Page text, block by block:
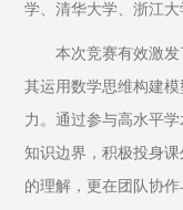
学、清华大学、浙江大
本次竞赛有效激
其运用数学思维构建
力。通过参与高水平
知识边界，积极投身
的理解，更在团队协